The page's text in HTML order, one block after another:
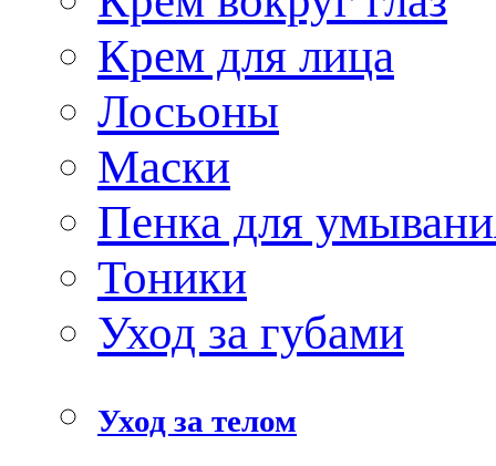
Крем для лица
Лосьоны
Маски
Пенка для
Тоники
Уход за губами
Уход за телом